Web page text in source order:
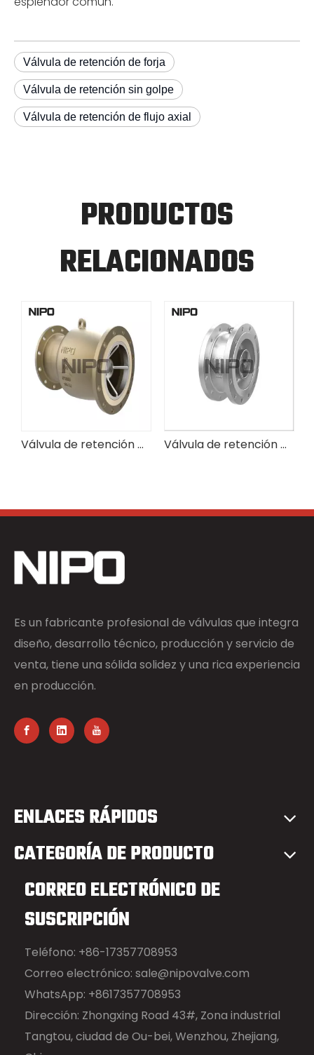
Válvula de retención de forja
Válvula de retención sin golpe
Válvula de retención de flujo axial
PRODUCTOS
RELACIONADOS
Válvula de retención de flujo axial de baja caída de presión, diseño aerodinámico Válvula de retención de flujo axial de doble brida, cuerpo de acero al carbono, grado industrial
Es un fabricante profesional de válvulas que integra
diseño, desarrollo técnico, producción y servicio de
venta, tiene una sólida solidez y una rica experiencia
en producción.
ENLACES RÁPIDOS
CATEGORÍA DE PRODUCTO
CORREO ELECTRÓNICO DE
SUSCRIPCIÓN
Teléfono: +86-17357708953
Correo electrónico: sale@nipovalve.com
WhatsApp: +8617357708953
Dirección: Zhongxing Road 43#, Zona industrial
Tangtou, ciudad de Ou-bei, Wenzhou, Zhejiang,